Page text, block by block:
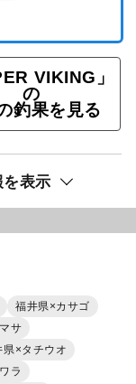
VIKING」
の
釣果を見る
表示
福井県×カサゴ
サ
県×タチウオ
ラ